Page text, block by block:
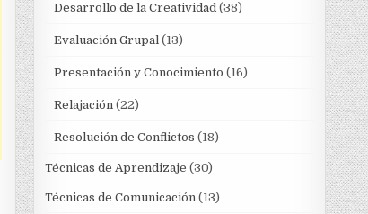
Desarrollo de la Creatividad(38)
Evaluación Grupal(13)
Presentación y Conocimiento (16)
Relajación(22)
Resolución de Conflictos (18)
Técnicas de Aprendizaje (30)
Técnicas de Comunicación(13)